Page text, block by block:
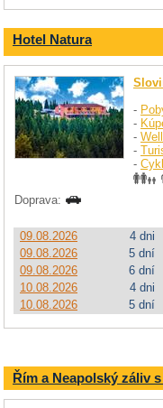
Hotel Natura
-
-
-
-
-
Doprava:
09.08.2026
4 dni
09.08.2026
5 dní
09.08.2026
6 dní
10.08.2026
4 dni
10.08.2026
5 dní
Řím a Neapolský záliv